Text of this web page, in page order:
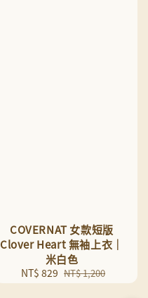
COVERNAT 女款短版
Clover Heart 無袖上衣｜
米白色
Sale
price
NT$ 829 Regular
price
NT$ 1,200